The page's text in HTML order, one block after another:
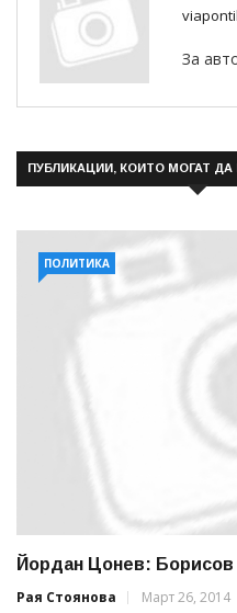
За
ПУБЛИКАЦИИ, КОИТО МОГАТ ДА
ПОЛИТИКА
Йордан Цонев: Борисов
Рая Стоянова
Март 26, 2014